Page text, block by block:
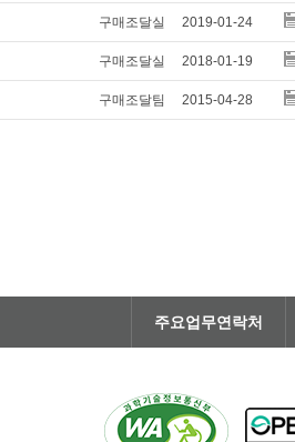
구매조달실 2019-01-24
구매조달실 2018-01-19
구매조달팀 2015-04-28
주요업무연락처